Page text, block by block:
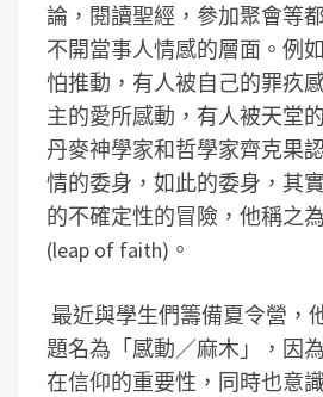
論，閱讀聖經，參加聚會等
不開當事人情感的層面。例
怕推動，有人被自己的罪疚
主的愛所感動，有人被天堂
丹麥神學家和哲學家齊克果
情的委身，如此的委身，其
的不確定性的冒險，他稱之
(leap of faith)。
最近與學生們籌備夏令營，
題名為「感動／麻木」，因
在信仰的重要性，同時也意